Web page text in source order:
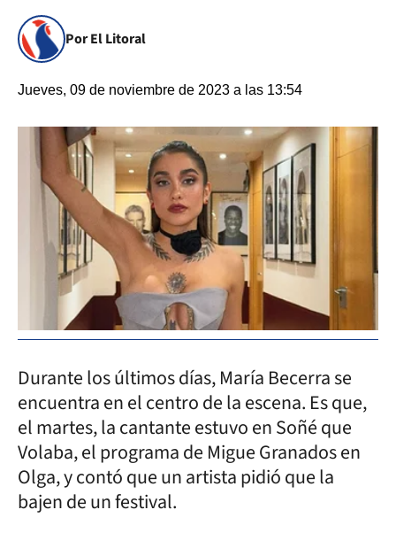
Por El Litoral
Jueves, 09 de noviembre de 2023 a las 13:54
Durante los últimos días, María Becerra se
encuentra en el centro de la escena. Es que,
el martes, la cantante estuvo en Soñé que
Volaba, el programa de Migue Granados en
Olga, y contó que un artista pidió que la
bajen de un festival.